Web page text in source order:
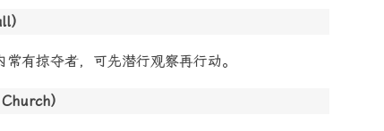
有掠夺者，可先潜行观察再行动。
）